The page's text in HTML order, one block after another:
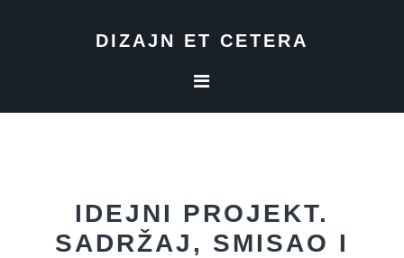
DIZAJN ET CETERA
IDEJNI PROJEKT.
SADRŽAJ, SMISAO I